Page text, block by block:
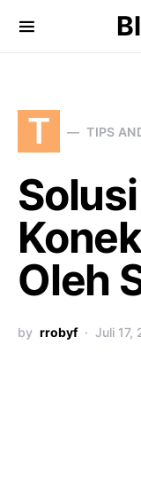
T TIPS
Oleh
by rrobyf Juli 17,